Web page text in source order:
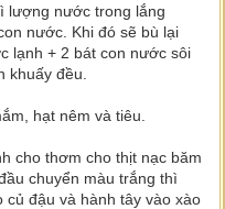
lượng nước trong lắng
nước. Khi đó sẽ bù lại
lạnh + 2 bát con nước sôi
khuấy đều.
hạt nêm và tiêu.
cho thơm cho thịt nạc băm
chuyển màu trắng thì
củ đậu và hành tây vào xào